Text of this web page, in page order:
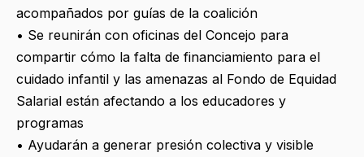
acompañados por guías de la coalición
• Se reunirán con oficinas del Concejo para
compartir cómo la falta de financiamiento para el
cuidado infantil y las amenazas al Fondo de Equidad
Salarial están afectando a los educadores y
programas
• Ayudarán a generar presión colectiva y visible